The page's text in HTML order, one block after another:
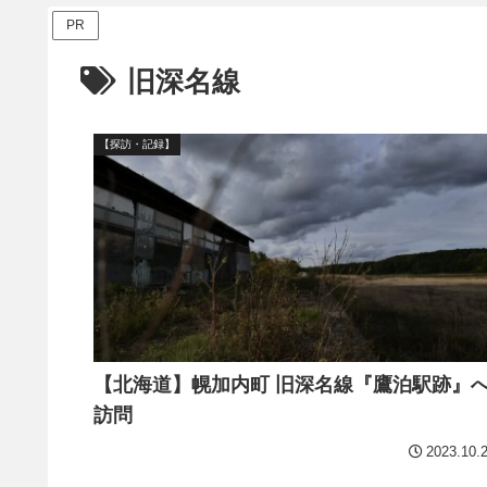
PR
旧深名線
【探訪・記録】
【北海道】幌加内町 旧深名線『鷹泊駅跡』
訪問